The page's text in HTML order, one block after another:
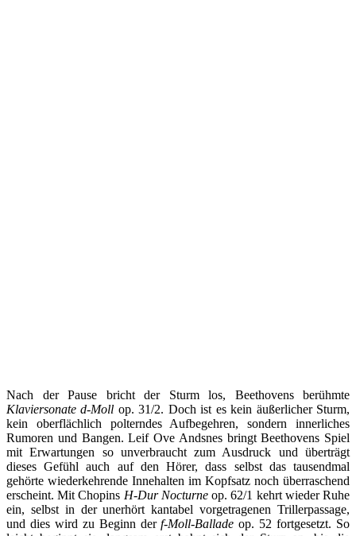
Nach der Pause bricht der Sturm los, Beethovens berühmte
Klaviersonate d-Moll op. 31/2. Doch ist es kein äußerlicher Sturm,
kein oberflächlich polterndes Aufbegehren, sondern innerliches
Rumoren und Bangen. Leif Ove Andsnes bringt Beethovens Spiel
mit Erwartungen so unverbraucht zum Ausdruck und überträgt
dieses Gefühl auch auf den Hörer, dass selbst das tausendmal
gehörte wiederkehrende Innehalten im Kopfsatz noch überraschend
erscheint. Mit Chopins H-Dur Nocturneop. 62/1 kehrt wieder Ruhe
ein, selbst in der unerhört kantabel vorgetragenen Trillerpassage,
und dies wird zu Beginn derf-Moll-Ballade op. 52 fortgesetzt. So